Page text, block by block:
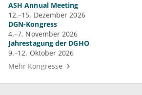
ASH Annual Meeting
12.–15. Dezember 2026
DGN-Kongress
4.–7. November 2026
Jahrestagung der DGHO
9.–12. Oktober 2026
Mehr Kongresse